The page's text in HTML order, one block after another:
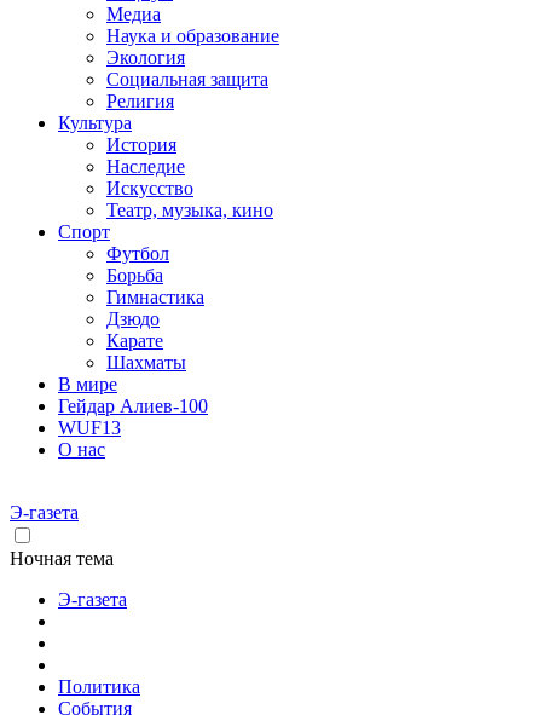
Медиа
Наука и образование
Экология
Социальная защита
Религия
Культура
История
Наследие
Искусство
Театр, музыка, кино
Спорт
Футбол
Борьба
Гимнастика
Дзюдо
Карате
Шахматы
В мире
Гейдар Алиев-100
WUF13
О нас
Э-газета
Ночная тема
Э-газета
Политика
События